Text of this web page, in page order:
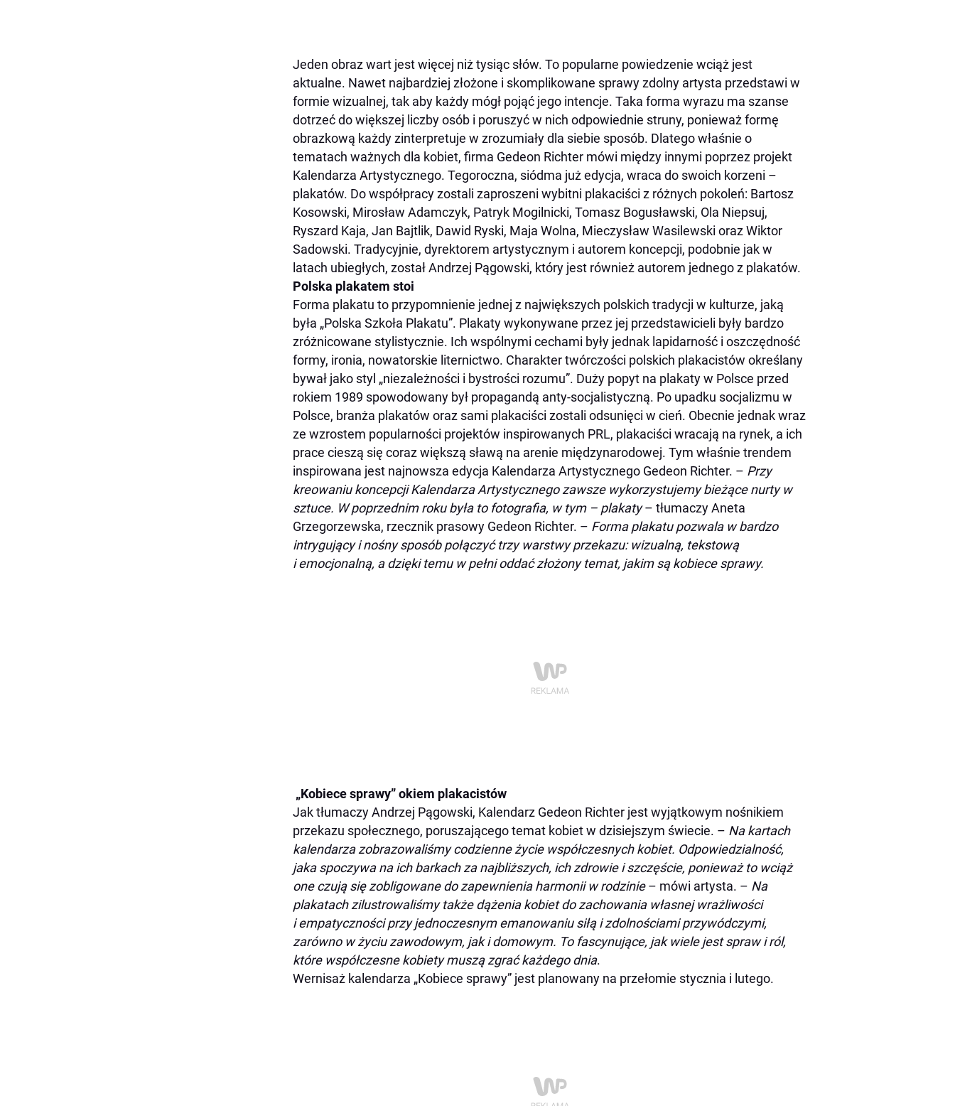
Jeden obraz wart jest więcej niż tysiąc słów. To popularne powiedzenie wciąż jest
aktualne. Nawet najbardziej złożone i skomplikowane sprawy zdolny artysta przedstawi w
formie wizualnej, tak aby każdy mógł pojąć jego intencje. Taka forma wyrazu ma szanse
dotrzeć do większej liczby osób i poruszyć w nich odpowiednie struny, ponieważ formę
obrazkową każdy zinterpretuje w zrozumiały dla siebie sposób. Dlatego właśnie o
tematach ważnych dla kobiet, firma Gedeon Richter mówi między innymi poprzez projekt
Kalendarza Artystycznego. Tegoroczna, siódma już edycja, wraca do swoich korzeni –
plakatów. Do współpracy zostali zaproszeni wybitni plakaciści z różnych pokoleń: Bartosz
Kosowski, Mirosław Adamczyk, Patryk Mogilnicki, Tomasz Bogusławski, Ola Niepsuj,
Ryszard Kaja, Jan Bajtlik, Dawid Ryski, Maja Wolna, Mieczysław Wasilewski oraz Wiktor
Sadowski. Tradycyjnie, dyrektorem artystycznym i autorem koncepcji, podobnie jak w
latach ubiegłych, został Andrzej Pągowski, który jest również autorem jednego z plakatów.
Polska plakatem stoi
Forma plakatu to przypomnienie jednej z największych polskich tradycji w kulturze, jaką
była „Polska Szkoła Plakatu”. Plakaty wykonywane przez jej przedstawicieli były bardzo
zróżnicowane stylistycznie. Ich wspólnymi cechami były jednak lapidarność i oszczędność
formy, ironia, nowatorskie liternictwo. Charakter twórczości polskich plakacistów określany
bywał jako styl „niezależności i bystrości rozumu”. Duży popyt na plakaty w Polsce przed
rokiem 1989 spowodowany był propagandą anty-socjalistyczną. Po upadku socjalizmu w
Polsce, branża plakatów oraz sami plakaciści zostali odsunięci w cień. Obecnie jednak wraz
ze wzrostem popularności projektów inspirowanych PRL, plakaciści wracają na rynek, a ich
prace cieszą się coraz większą sławą na arenie międzynarodowej. Tym właśnie trendem
inspirowana jest najnowsza edycja Kalendarza Artystycznego Gedeon Richter. – Przy
kreowaniu koncepcji Kalendarza Artystycznego zawsze wykorzystujemy bieżące nurty w
sztuce. W poprzednim roku była to fotografia, w tym – plakaty– tłumaczy Aneta
Grzegorzewska, rzecznik prasowy Gedeon Richter. – Forma plakatu pozwala w bardzo
intrygujący i nośny sposób połączyć trzy warstwy przekazu: wizualną, tekstową
i emocjonalną, a dzięki temu w pełni oddać złożony temat, jakim są kobiece sprawy.
„Kobiece sprawy” okiem plakacistów
Jak tłumaczy Andrzej Pągowski, Kalendarz Gedeon Richter jest wyjątkowym nośnikiem
przekazu społecznego, poruszającego temat kobiet w dzisiejszym świecie. – Na kartach
kalendarza zobrazowaliśmy codzienne życie współczesnych kobiet. Odpowiedzialność,
jaka spoczywa na ich barkach za najbliższych, ich zdrowie i szczęście, ponieważ to wciąż
one czują się zobligowane do zapewnienia harmonii w rodzinie– mówi artysta. – Na
plakatach zilustrowaliśmy także dążenia kobiet do zachowania własnej wrażliwości
i empatyczności przy jednoczesnym emanowaniu siłą i zdolnościami przywódczymi,
zarówno w życiu zawodowym, jak i domowym. To fascynujące, jak wiele jest spraw i ról,
które współczesne kobiety muszą zgrać każdego dnia.
Wernisaż kalendarza „Kobiece sprawy” jest planowany na przełomie stycznia i lutego.